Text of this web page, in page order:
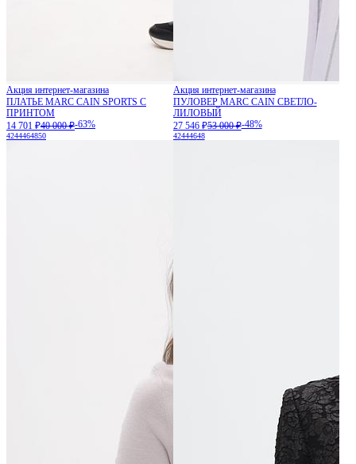
Акция интернет-магазина
ПЛАТЬЕ MARC CAIN SPORTS С
ПРИНТОМ
14 701 ₽40 000 ₽-63%
4244464850
Акция интернет-магазина
ПУЛОВЕР MARC CAIN СВЕТЛО-
ЛИЛОВЫЙ
27 546 ₽53 000 ₽-48%
42444648